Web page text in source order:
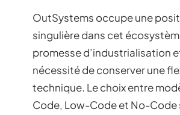
OutSystems occupe une
singulière dans cet
promesse d’industrialisation
nécessité de conserver une
technique. Le choix entre
Code, Low-Code et No-Code